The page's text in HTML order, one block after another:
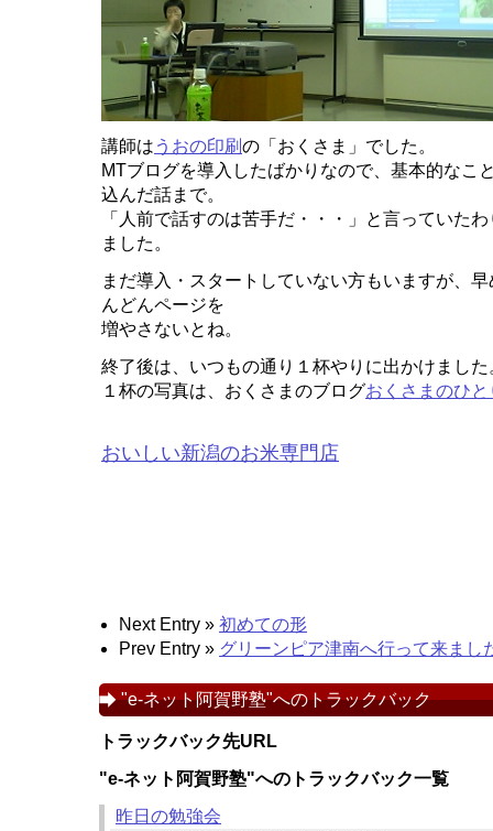
講師は うおの印刷の「おくさま」でした。
MTブログを導入したばかりなので、基本的なこ
込んだ話まで。
「人前で話すのは苦手だ・・・」と言っていた
ました。
まだ導入・スタートしていない方もいますが、
んどんページを
増やさないとね。
終了後は、いつもの通り１杯やりに出かけました
１杯の写真は、おくさまのブログおくさまのひ
おいしい新潟のお米専門店
Next Entry » 初めての形
Prev Entry » グリーンピア津南へ行って来まし
"e-ネット阿賀野塾"へのトラックバック
トラックバック先URL
"e-ネット阿賀野塾"へのトラックバック一覧
昨日の勉強会